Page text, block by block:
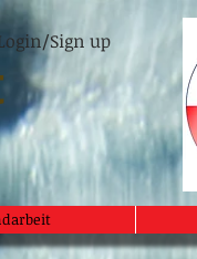
Sign up